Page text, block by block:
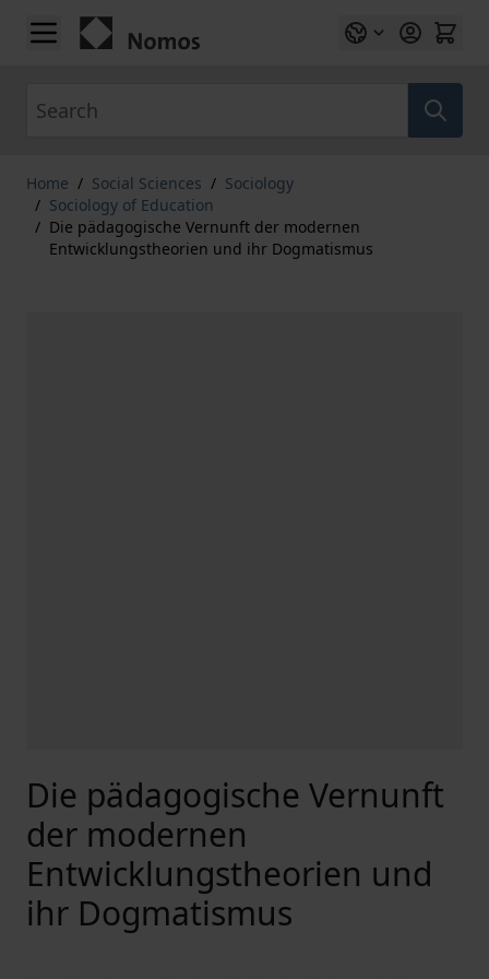
Skip to Content
Home / Social Sciences / Sociology
/ Sociology of Education
/ Die pädagogische Vernunft der modernen
Entwicklungstheorien und ihr Dogmatismus
Die pädagogische Vernunft
der modernen
Entwicklungstheorien und
ihr Dogmatismus